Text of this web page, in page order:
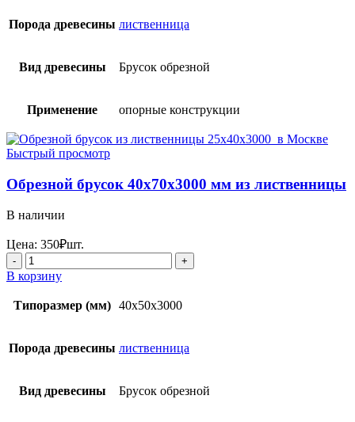
лиственницы
Порода древесины лиственница
Вид древесины Брусок обрезной
Применение опорные конструкции
Быстрый просмотр
Обрезной брусок 40x70x3000 мм из лиственницы
В наличии
Цена: 350₽шт.
Количество
товара
Обрезной
брусок
40x70x3000 мм
лиственницы
В корзину
Типоразмер (мм) 40x50x3000
Порода древесины лиственница
Вид древесины Брусок обрезной